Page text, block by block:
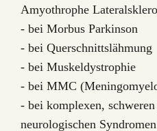
Amyothrophe
- bei Morbus Parkinson
- bei Querschnittslähmung
- bei Muskeldystrophie
- bei MMC
- bei komplexen,
neurologischen